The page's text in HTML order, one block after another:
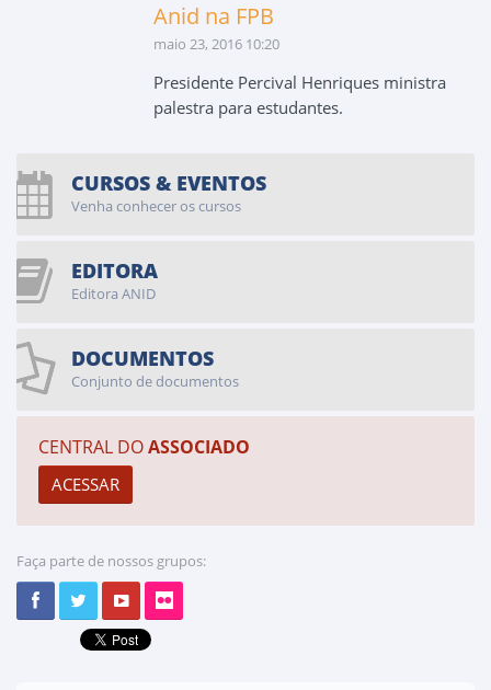
Anid na FPB
maio 23, 2016 10:20
Presidente Percival Henriques ministra
palestra para estudantes.
CURSOS & EVENTOS
Venha conhecer os cursos
EDITORA
Editora ANID
DOCUMENTOS
Conjunto de documentos
CENTRAL DOASSOCIADO
Faça parte de nossos grupos: